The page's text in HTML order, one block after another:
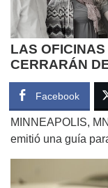
LAS
CERRARÁN
Facebook
MINNEAPOLIS,
emitió una guía